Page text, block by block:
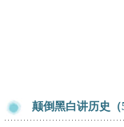
颠倒黑白讲历史